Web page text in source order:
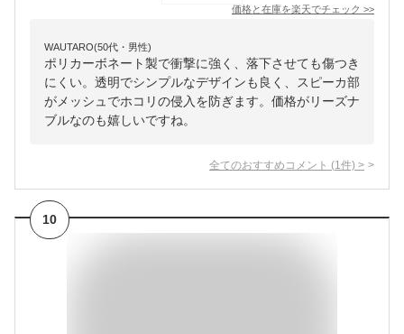
価格と在庫を楽天でチェック >>
WAUTARO(50代・男性)
ポリカーボネート製で衝撃に強く、落下させても傷つき
にくい。透明でシンプルなデザインも良く、スピーカ部
がメッシュでホコリの侵入を防ぎます。価格がリーズナ
ブルなのも嬉しいですね。
全てのおすすめコメント (1 件) >
10